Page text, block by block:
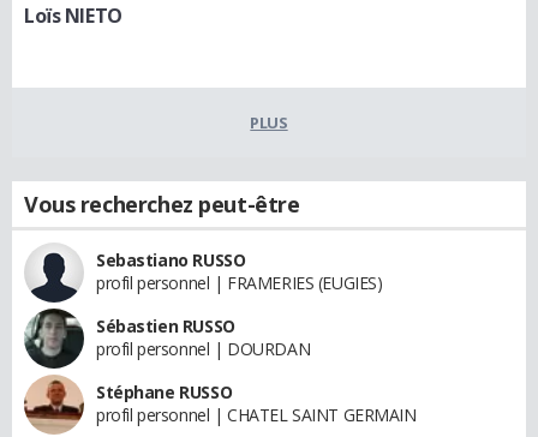
Loïs NIETO
PLUS
Vous recherchez peut-être
Sebastiano RUSSO
profil personnel | FRAMERIES (EUGIES)
Sébastien RUSSO
profil personnel | DOURDAN
Stéphane RUSSO
profil personnel | CHATEL SAINT GERMAIN